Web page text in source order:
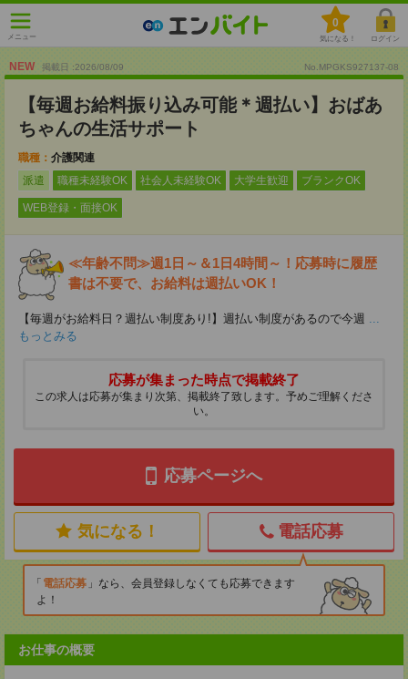
メニュー
0
気になる！ ログイン
NEW 掲載日 :2026/08/09 No.MPGKS927137-08
【毎週お給料振り込み可能＊週払い】おばあ
ちゃんの生活サポート
職種： 介護関連
派遣
職種未経験OK 社会人未経験OK 大学生歓迎 ブランクOK
WEB登録・面接OK
≪年齢不問≫週1日～＆1日4時間～！応募時に履歴
書は不要で、お給料は週払いOK！
【毎週がお給料日？週払い制度あり!】週払い制度があるので今週 ...
もっとみる
応募が集まった時点で掲載終了
この求人は応募が集まり次第、掲載終了致します。予めご理解くださ
い。
応募ページへ
気になる！ 電話応募
電話応募
なら、会員登録しなくても応募できます
よ！
お仕事の概要